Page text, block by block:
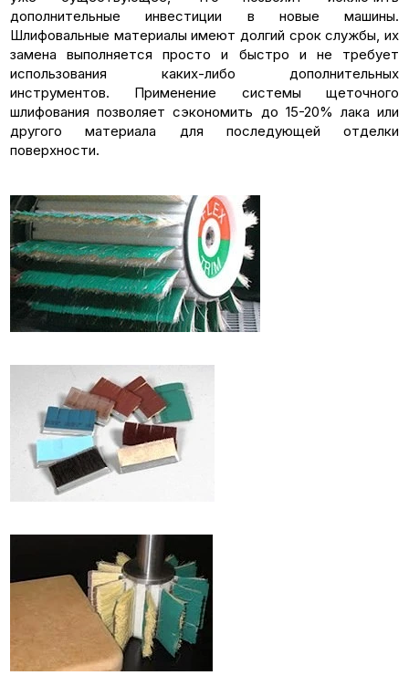
дополнительные инвестиции в новые машины.
Шлифовальные материалы имеют долгий срок службы, их
замена выполняется просто и быстро и не требует
использования каких-либо дополнительных
инструментов. Применение системы щеточного
шлифования позволяет сэкономить до 15-20% лака или
другого материала для последующей отделки
поверхности.